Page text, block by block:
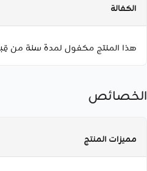
الكفالة
هذا المنتج مكفول لمدة سنة من
الخصائص
مميزات المنتج